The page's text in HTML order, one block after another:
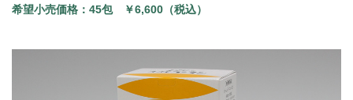
希望小売価格： 45包 ￥6,600（税込）